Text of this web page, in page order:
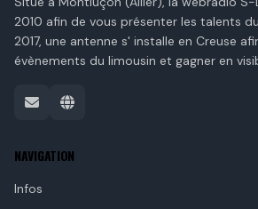
Vent (Vitesse)
Opacité:
Nuages
Humidité (%)
2010 afin de vous présenter les talents
2017, une antenne s' installe en Creuse
évènements du limousin et gagner en
NAVIGATION
Infos